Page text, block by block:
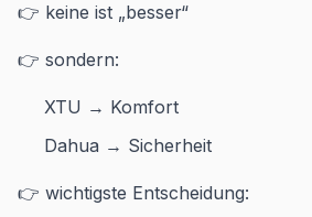
👉 keine ist „besser“
👉 sondern:
XTU → Komfort
Dahua → Sicherheit
👉 wichtigste Entscheidung: